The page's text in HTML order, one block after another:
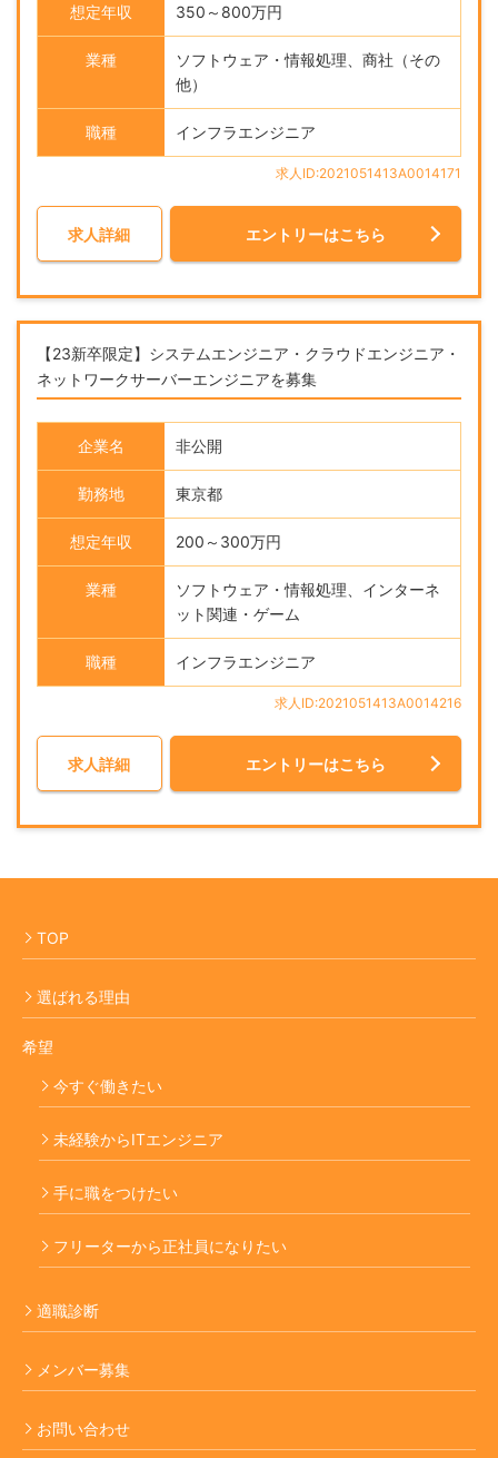
想定年収 350～800万円
業種
ソフトウェア・情報処理、商社（その
他）
職種 インフラエンジニア
求人ID:2021051413A0014171
求人詳細 エントリーはこちら
【23新卒限定】システムエンジニア・クラウドエンジニア・
ネットワークサーバーエンジニアを募集
企業名 非公開
勤務地 東京都
想定年収 200～300万円
業種
ソフトウェア・情報処理、インターネ
ット関連・ゲーム
職種 インフラエンジニア
求人ID:2021051413A0014216
求人詳細 エントリーはこちら
TOP
選ばれる理由
希望
今すぐ働きたい
未経験からITエンジニア
手に職をつけたい
フリーターから正社員になりたい
適職診断
メンバー募集
お問い合わせ